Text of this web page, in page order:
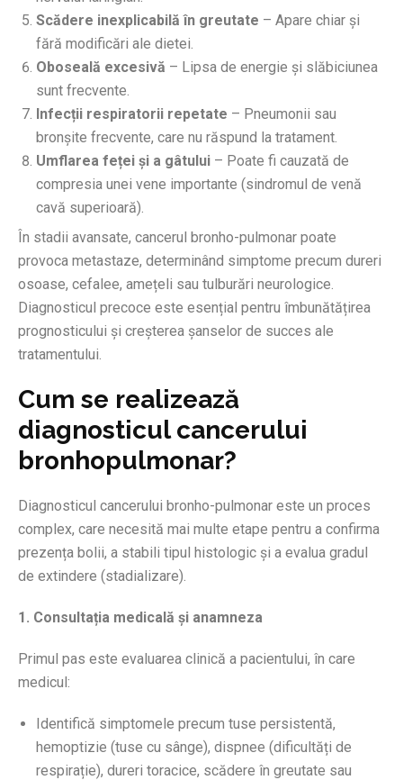
Scădere inexplicabilă în greutate – Apare chiar și
fără modificări ale dietei.
Oboseală excesivă – Lipsa de energie și slăbiciunea
sunt frecvente.
Infecții respiratorii repetate – Pneumonii sau
bronșite frecvente, care nu răspund la tratament.
Umflarea feței și a gâtului – Poate fi cauzată de
compresia unei vene importante (sindromul de venă
cavă superioară).
În stadii avansate, cancerul bronho-pulmonar poate
provoca metastaze, determinând simptome precum dureri
osoase, cefalee, amețeli sau tulburări neurologice.
Diagnosticul precoce este esențial pentru îmbunătățirea
prognosticului și creșterea șanselor de succes ale
tratamentului.
Cum se realizează
diagnosticul cancerului
bronhopulmonar?
Diagnosticul cancerului bronho-pulmonar este un proces
complex, care necesită mai multe etape pentru a confirma
prezența bolii, a stabili tipul histologic și a evalua gradul
de extindere (stadializare).
1. Consultația medicală și anamneza
Primul pas este evaluarea clinică a pacientului, în care
medicul:
Identifică simptomele precum tuse persistentă,
hemoptizie (tuse cu sânge), dispnee (dificultăți de
respirație), dureri toracice, scădere în greutate sau